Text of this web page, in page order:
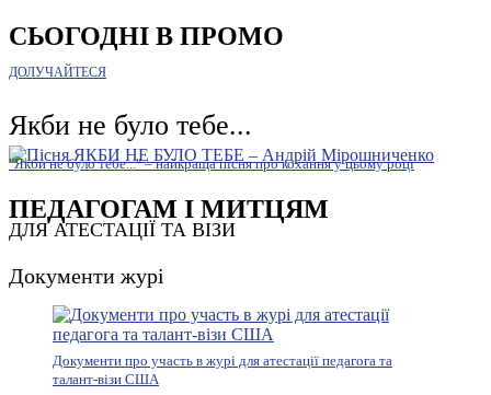
СЬОГОДНІ В ПРОМО
ДОЛУЧАЙТЕСЯ
Якби не було тебе...
"Якби не було тебе..." – найкраща пісня про кохання у цьому році
ПЕДАГОГАМ І МИТЦЯМ
ДЛЯ АТЕСТАЦІЇ ТА ВІЗИ
Документи журі
Документи про участь в журі для атестації педагога та
талант-візи США